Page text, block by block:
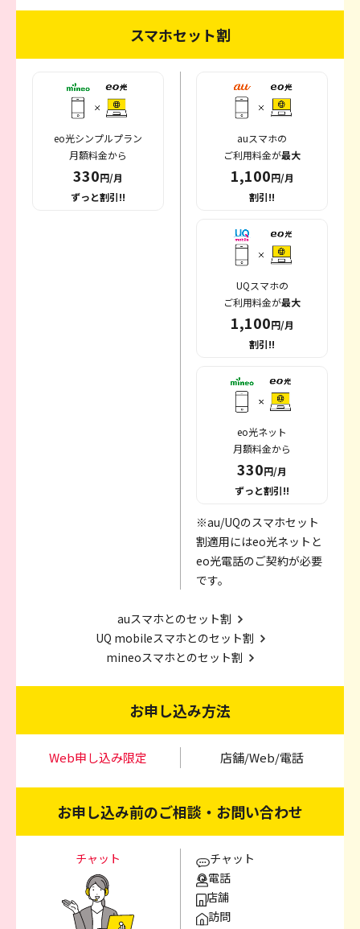
スマホセット割
eo光シンプルプラン
月額料金から
330円/月
ずっと割引!!
auスマホの
ご利用料金が最大
1,100円/月
割引!!
UQスマホの
ご利用料金が最大
1,100円/月
割引!!
eo光ネット
月額料金から
330円/月
ずっと割引!!
※au/UQのスマホセット
割適用にはeo光ネットと
eo光電話のご契約が必要
です。
auスマホとのセット割
UQ mobileスマホとのセット割
mineoスマホとのセット割
お申し込み方法
Web申し込み限定 店舗/Web/電話
お申し込み前のご相談・お問い合わせ
チャット
チャット
電話
店舗
訪問